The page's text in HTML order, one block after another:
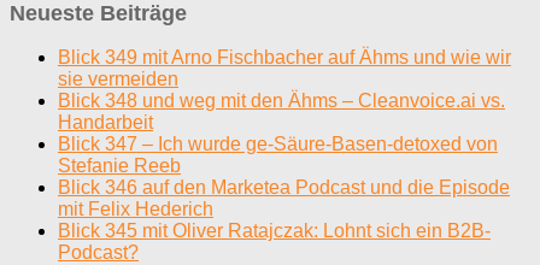
Neueste Beiträge
Blick 349 mit Arno Fischbacher auf Ähms und wie wir
sie vermeiden
Blick 348 und weg mit den Ähms – Cleanvoice.ai vs.
Handarbeit
Blick 347 – Ich wurde ge-Säure-Basen-detoxed von
Stefanie Reeb
Blick 346 auf den Marketea Podcast und die Episode
mit Felix Hederich
Blick 345 mit Oliver Ratajczak: Lohnt sich ein B2B-
Podcast?